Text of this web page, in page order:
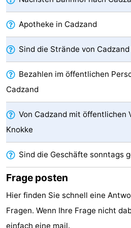
Zoutelande
-
Vlissingen
-
Middelburg
Zeeuws-
Vlaanderen
-
Nieuwvliet
-
Breskens
-
Sluis
-
Cadzand-
Dorp
-
Retranchement
-
Apotheke in Cadzand
Sind die Strände von
Bezahlen im öffentlichen
Cadzand
Von Cadzand mit öffentlichen
Knokke
Sind die Geschäfte sonntags
Frage posten
Hier finden Sie schnell eine
Fragen. Wenn Ihre Frage nicht
einfach eine mail.